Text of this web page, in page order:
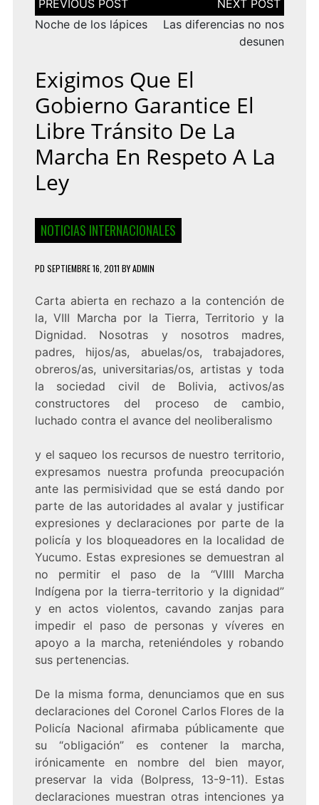
de
entradas
Noche de los lápices
Las diferencias no nos
desunen
Exigimos Que El
Gobierno Garantice El
Libre Tránsito De La
Marcha En Respeto A La
Ley
NOTICIAS INTERNACIONALES
PD SEPTIEMBRE 16, 2011 BYADMIN
Carta abierta en rechazo a la contención de
la, VIII Marcha por la Tierra, Territorio y la
Dignidad. Nosotras y nosotros madres,
padres, hijos/as, abuelas/os, trabajadores,
obreros/as, universitarias/os, artistas y toda
la sociedad civil de Bolivia, activos/as
constructores del proceso de cambio,
luchado contra el avance del neoliberalismo
y el saqueo los recursos de nuestro territorio,
expresamos nuestra profunda preocupación
ante las permisividad que se está dando por
parte de las autoridades al avalar y justificar
expresiones y declaraciones por parte de la
policía y los bloqueadores en la localidad de
Yucumo. Estas expresiones se demuestran al
no permitir el paso de la “VIIII Marcha
Indígena por la tierra-territorio y la dignidad”
y en actos violentos, cavando zanjas para
impedir el paso de personas y víveres en
apoyo a la marcha, reteniéndoles y robando
sus pertenencias.
De la misma forma, denunciamos que en sus
declaraciones del Coronel Carlos Flores de la
Policía Nacional afirmaba públicamente que
su “obligación” es contener la marcha,
irónicamente en nombre del bien mayor,
preservar la vida (Bolpress, 13-9-11). Estas
declaraciones muestran otras intenciones ya